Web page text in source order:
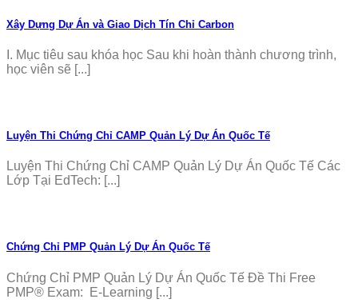
Xây Dựng Dự Án và Giao Dịch Tín Chỉ Carbon
I. Mục tiêu sau khóa học Sau khi hoàn thành chương trình,
học viên sẽ [...]
Luyện Thi Chứng Chỉ CAMP Quản Lý Dự Án Quốc Tế
Luyện Thi Chứng Chỉ CAMP Quản Lý Dự Án Quốc Tế Các
Lớp Tại EdTech: [...]
Chứng Chỉ PMP Quản Lý Dự Án Quốc Tế
Chứng Chỉ PMP Quản Lý Dự Án Quốc Tế Đề Thi Free
PMP® Exam: E-Learning [...]